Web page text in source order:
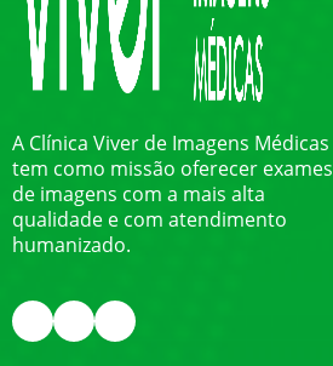
A Clínica Viver de Imagens Médicas
tem como missão oferecer exames
de imagens com a mais alta
qualidade e com atendimento
humanizado.